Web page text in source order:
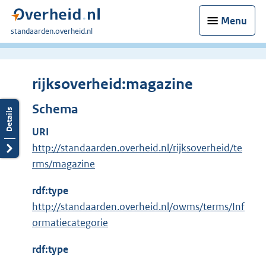
Menu
U
bent
standaarden.overheid.nl
rijksoverheid:magazine
Schema
URI
http://standaarden.overheid.nl/rijksoverheid/te
rms/magazine
rdf:type
http://standaarden.overheid.nl/owms/terms/Inf
ormatiecategorie
rdf:type